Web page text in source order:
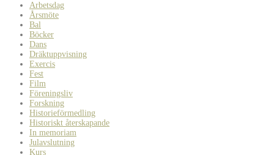
Arbetsdag
Årsmöte
Bal
Böcker
Dans
Dräktuppvisning
Exercis
Fest
Film
Föreningsliv
Forskning
Historieförmedling
Historiskt återskapande
In memoriam
Julavslutning
Kurs